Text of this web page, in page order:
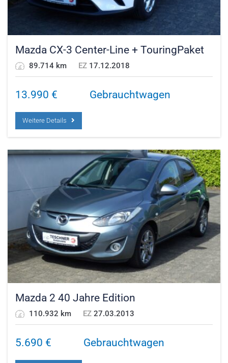
Mazda CX-3 Center-Line + TouringPaket
89.714 km EZ 17.12.2018
13.990 € Gebrauchtwagen
Weitere Details
Mazda 2 40 Jahre Edition
110.932 km EZ 27.03.2013
5.690 € Gebrauchtwagen